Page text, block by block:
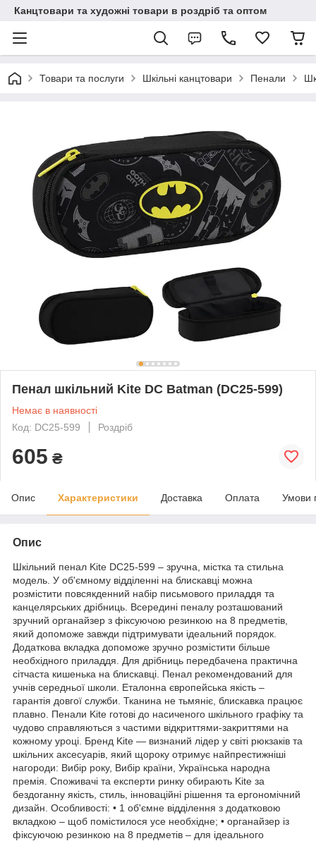
Канцтовари та художні товари в роздріб та оптом
Товари та послуги Шкільні канцтовари Пенали
Пенал шкільний Kite DC Batman (DC25-599)
Немає в наявності
Код: DC25-599
Роздріб
605 ₴
Опис Характеристики Доставка Оплата Умови
Опис
Шкільний пенал Kite DC25-599 – зручна, містка та стильна
модель. У об'ємному відділенні на блискавці можна
розмістити повсякденний набір письмового приладдя та
канцелярських дрібниць. Всередині пеналу розташований
зручний органайзер з фіксуючою резинкою на 8 предметів,
який допоможе завжди підтримувати ідеальний порядок.
Додаткова вкладка допоможе зручно розмістити більше
необхідного приладдя. Для дрібниць передбачена практична
сітчаста кишенька на блискавці. Пенал рекомендований для
учнів середньої школи. Еталонна європейська якість –
гарантія довгої служби. Тканина не тьмяніє, блискавка працює
плавно. Пенали Kite готові до насиченого шкільного графіку та
чудово справляються з частими відкриттями-закриттями на
кожному уроці. Бренд Kite — визнаний лідер у світі рюкзаків та
шкільних аксесуарів, який щороку отримує найпрестижніші
нагороди: Вибір року, Вибір країни, Українська народна
премія. Споживачі та експерти ринку обирають Kite за
бездоганну якість, стиль, інноваційні рішення та ергономічний
дизайн. Особливості: • 1 об'ємне відділення з додатковою
вкладкою – щоб помістилося усе необхідне; • органайзер із
фіксуючою резинкою на 8 предметів – для ідеального